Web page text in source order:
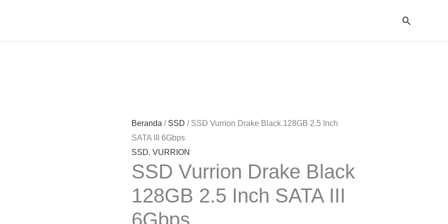
Cari
Beranda / SSD / SSD Vurrion Drake Black 128GB 2.5 Inch
SATA III 6Gbps
SSD,VURRION
SSD Vurrion Drake Black
128GB 2.5 Inch SATA III